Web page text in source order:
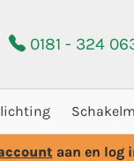
0181 - 324
aan en log